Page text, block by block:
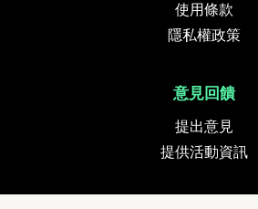
使用條款
隱私權政策
意見回饋
提出意見
提供活動資訊